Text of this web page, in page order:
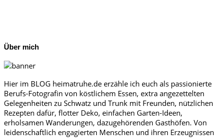
Über mich
Hier im BLOG heimatruhe.de erzähle ich euch als passionierte
Berufs-Fotografin von köstlichem Essen, extra angezettelten
Gelegenheiten zu Schwatz und Trunk mit Freunden, nützlichen
Rezepten dafür, flotter Deko, einfachen Garten-Ideen,
erholsamen Wanderungen, dazugehörenden Gasthöfen. Von
leidenschaftlich engagierten Menschen und ihren Erzeugnissen